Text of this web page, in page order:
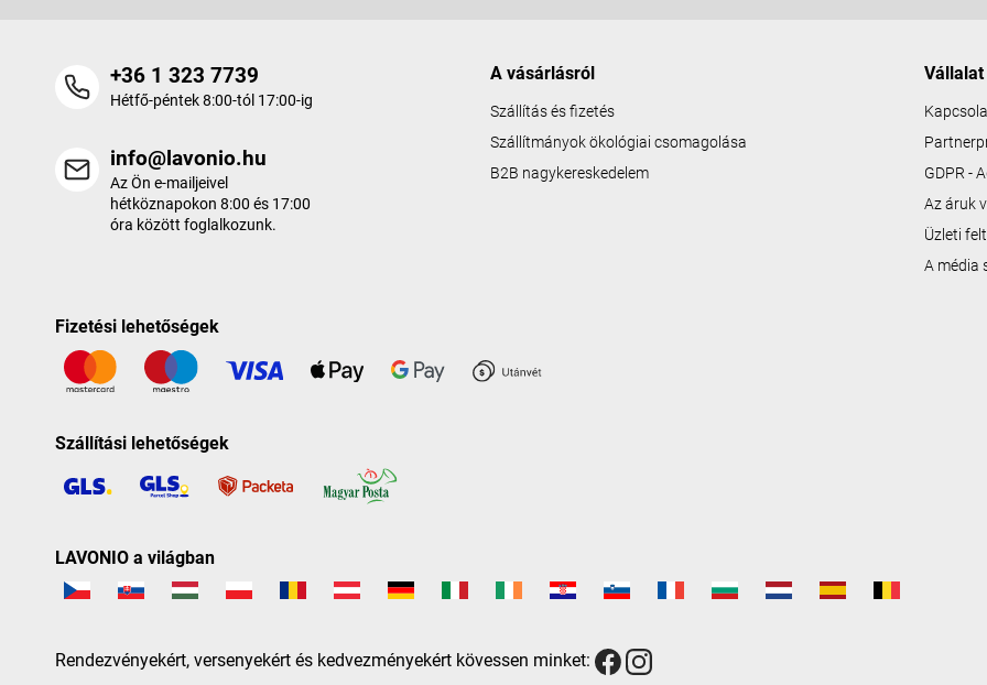
+36 1 323 7739
Hétfő-péntek 8:00-tól 17:00-ig
info@lavonio.hu
Az Ön e-mailjeivel
hétköznapokon 8:00 és 17:00
óra között foglalkozunk.
A vásárlásról
Szállítás és fizetés
Szállítmányok ökológiai csomagolása
B2B nagykereskedelem
Vállalat
GDPR -
Az áruk
Üzleti
A média
Fizetési lehetőségek
Szállítási lehetőségek
LAVONIO a világban
Rendezvényekért, versenyekért és kedvezményekért kövessen minket: